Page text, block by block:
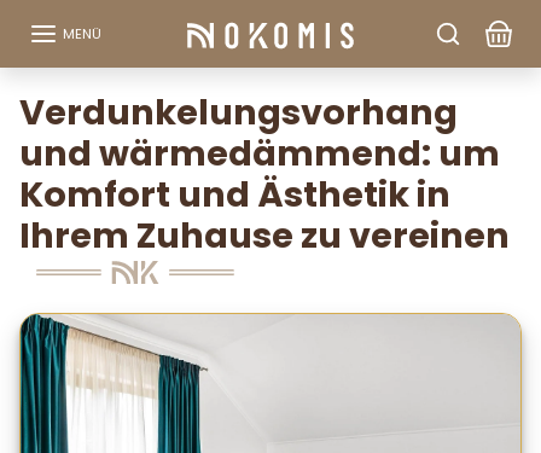
MENÜ
Verdunkelungsvorhang
und wärmedämmend: um
Komfort und Ästhetik in
Ihrem Zuhause zu vereinen